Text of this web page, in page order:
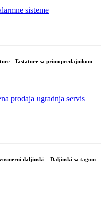
- Tastature sa primopredajnikom
daljinski - Daljinski sa tagom